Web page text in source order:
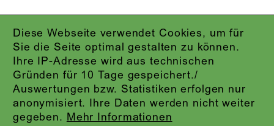
Diese Webseite verwendet Cookies, um für
Sie die Seite optimal gestalten zu können.
Ihre IP-Adresse wird aus technischen
Gründen für 10 Tage gespeichert./
Auswertungen bzw. Statistiken erfolgen nur
anonymisiert. Ihre Daten werden nicht weiter
gegeben. Mehr Informationen
IMPRESSUM
DATENSCHUTZ
AGB
KONTAKT
ABO-LOGIN
PRESSE